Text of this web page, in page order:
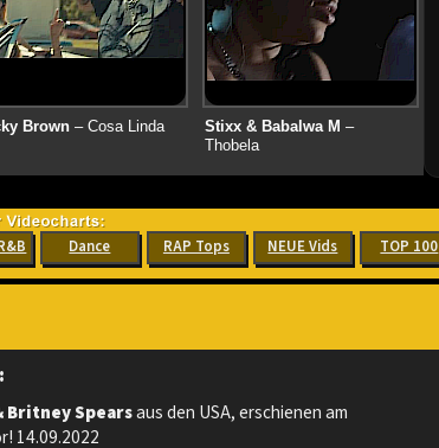
Brown– Cosa Linda Stixx & Babalwa M –
Thobela
Dance RAP Tops NEUE Vids TOP 100
Britney Spearsaus den USA, erschienen am
14.09.2022